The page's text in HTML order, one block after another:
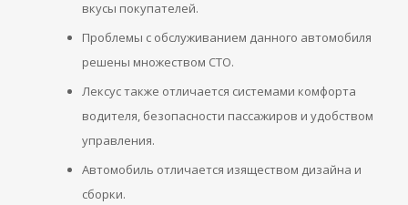
вкусы покупателей.
Проблемы с обслуживанием данного автомобиля
решены множеством СТО.
Лексус также отличается системами комфорта
водителя, безопасности пассажиров и удобством
управления.
Автомобиль отличается изяществом дизайна и
сборки.